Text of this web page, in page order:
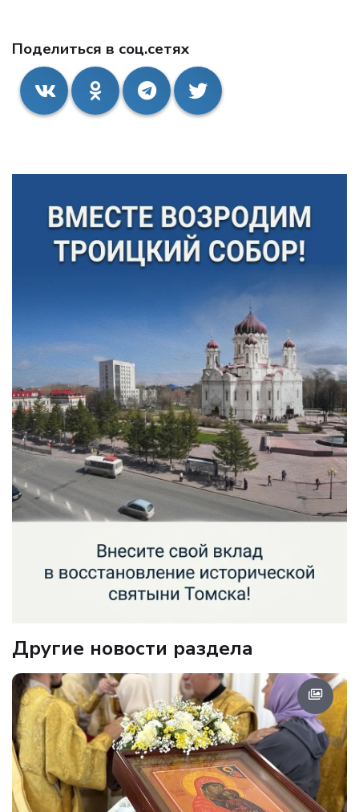
Поделиться в соц.сетях
Другие новости раздела